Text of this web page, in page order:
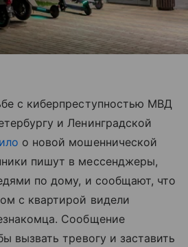
с киберпреступностью МВД
и Ленинградской
о новой мошеннической
пишут в мессенджеры,
по дому, и сообщают, что
с квартирой видели
Сообщение
вызвать тревогу и заставить